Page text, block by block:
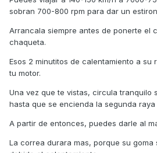
sobran 700-800 rpm para dar un
Arrancala siempre antes de ponerte el
chaqueta.
Esos 2 minutitos de calentamiento a su
tu motor.
Una vez que te vistas, circula tranquilo
hasta que se encienda la segunda
A partir de entonces, puedes darle al
La correa durara mas, porque su goma